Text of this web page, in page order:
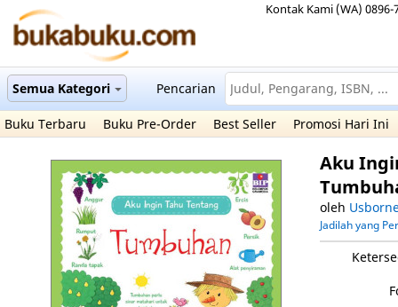
Kontak Kami (WA) 0896-
Semua Kategori Pencarian
Buku Terbaru Buku Pre-Order Best Seller Promosi Hari Ini
Aku
oleh
Jadilah yang